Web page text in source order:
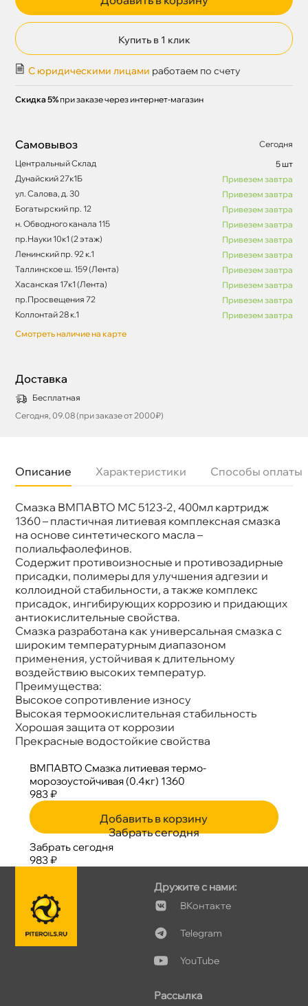
Купить в 1 клик
С юридическими лицами работаем по счету
Скидка 5% при заказе через интернет-магазин
Самовывоз
Сегодня
Центральный Склад
5 шт
Дунайский 27к1Б
Привезем завтра
ул. Салова, д. 30
Привезем завтра
Богатырский пр. 12
Привезем завтра
н. Обводного канала 115
Привезем завтра
пр.Науки 10к1 (2 этаж)
Привезем завтра
Ленинский пр. 92 к.1
Привезем завтра
Таллинское ш. 159 (Лента)
Привезем завтра
Хасанская 17к1 (Лента)
Привезем завтра
пр.Просвещения 72
Привезем завтра
Коллонтай 28 к.1
Привезем завтра
Смотреть наличие на карте
Доставка
Бесплатная
Сегодня, 09.08 (при заказе от 2000₽)
Описание Характеристики Способы оплаты
Смазка ВМПАВТО МС 5123-2, 400мл картридж
1360 – пластичная литиевая комплексная смазка
на основе синтетического масла –
полиальфаолефинов.
Содержит противоизносные и противозадирные
присадки, полимеры для улучшения адгезии и
коллоидной стабильности, а также комплекс
присадок, ингибирующих коррозию и придающих
антиокислительные свойства.
Смазка разработана как универсальная смазка с
широким температурным диапазоном
применения, устойчивая к длительному
оздействию высоких температур.
Преимущества:
ысокое сопротивление износу
ысокая термоокислительная стабильность
Хорошая защита от коррозии
Прекрасные водостойкие свойства
Бренд
МПАВТО
Тип масла
Объем
0.4к
Артикул
1360
Применение
Система смазки
МПАВТО Смазка литиевая термо-
морозоустойчивая (0.4кг) 1360
983 ₽
Добавить в корзину
Забрать сегодня
Забрать сегодня
983 ₽
Дружите с нами:
Контакте
Telegram
YouTube
Рассылка